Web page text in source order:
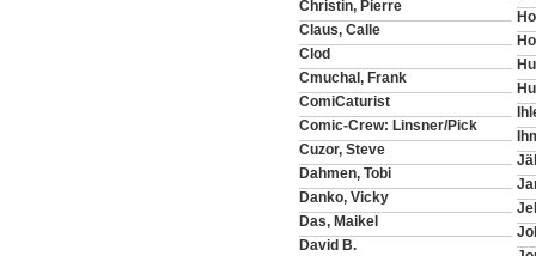
Christin, Pierre
Claus, Calle
Clod
Cmuchal, Frank
ComiCaturist
Comic-Crew: Linsner/Pick
Cuzor, Steve
Dahmen, Tobi
Danko, Vicky
Das, Maikel
David B.